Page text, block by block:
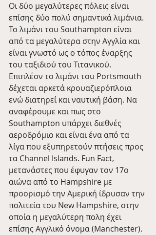
Οι δύο μεγαλύτερες πόλεις είναι
επίσης δύο πολύ σημαντικά λιμάνια.
Το λιμάνι του Southampton είναι
από τα μεγαλύτερα στην Αγγλία και
είναι γνωστό ως ο τόπος έναρξης
του ταξιδιού του Τιτανικού.
Επιπλέον το λιμάνι του Portsmouth
δέχεται αρκετά κρουαζιερόπλοια
ενώ διατηρεί και ναυτική βάση. Να
αναφέρουμε και πως στο
Southampton υπάρχει διεθνές
αεροδρόμιο και είναι ένα από τα
λίγα που εξυπηρετούν πτήσεις προς
τα Channel Islands. Fun Fact,
μετανάστες που έφυγαν τον 17ο
αιώνα από το Hampshire με
προορισμό την Αμερική ίδρυσαν την
πολιτεία του New Hampshire, στην
οποία η μεγαλύτερη πολη έχει
επίσης Αγγλικό όνομα (Manchester).